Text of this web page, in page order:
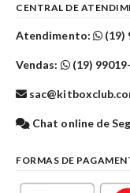
CENTRAL DE
Atendimento: (19)
Vendas: (19)
Chat online de
FORMAS DE